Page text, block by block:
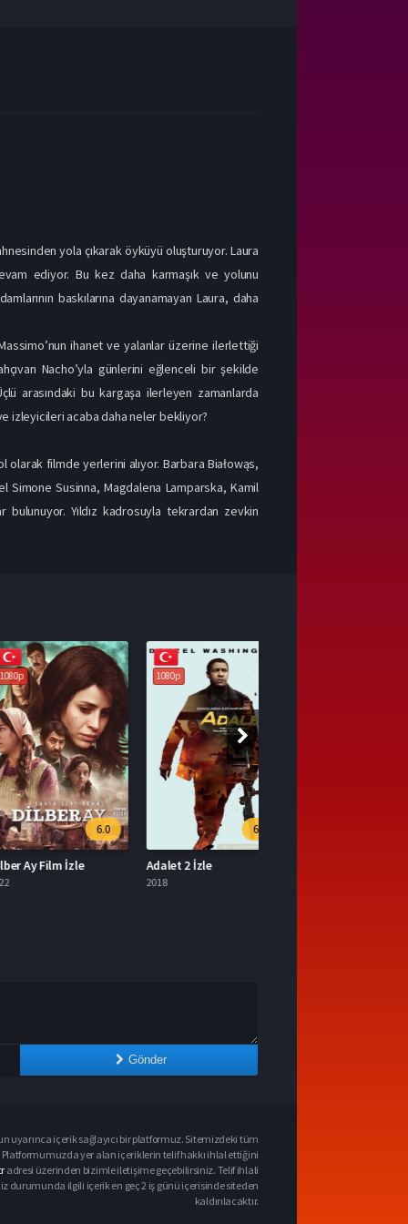
yola çıkarak öyküyü oluşturuyor. Laura
ediyor. Bu kez daha karmaşık ve yolunu
baskılarına dayanamayan Laura, daha
ihanet ve yalanlar üzerine ilerlettiği
Nacho’yla günlerini eğlenceli bir şekilde
arasındaki bu kargaşa ilerleyen zamanlarda
izleyicileri acaba daha neler bekliyor?
filmde yerlerini alıyor. Barbara Białowąs,
Simone Susinna, Magdalena Lamparska, Kamil
Yıldız kadrosuyla tekrardan zevkin
6.0
Film İzle Adalet 2 İzle
Gönder
uyarınca içerik sağlayıcı bir platformuz. Sitemizdeki tüm
yer alan içeriklerin telif hakkı ihlal ettiğini
adresi üzerinden bizimle iletişime geçebilirsiniz. Telif ihlali
durumunda ilgili içerik en geç 2 iş günü içerisinde siteden
kaldırılacaktır.